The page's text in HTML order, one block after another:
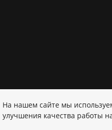
Политика ПД
На нашем сайте мы
улучшения качества работы